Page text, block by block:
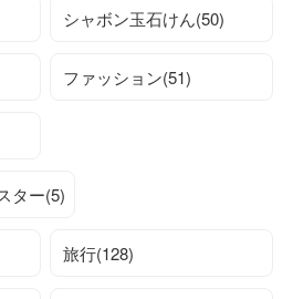
シャボン玉石けん(50)
ファッション(51)
ター(5)
旅行(128)